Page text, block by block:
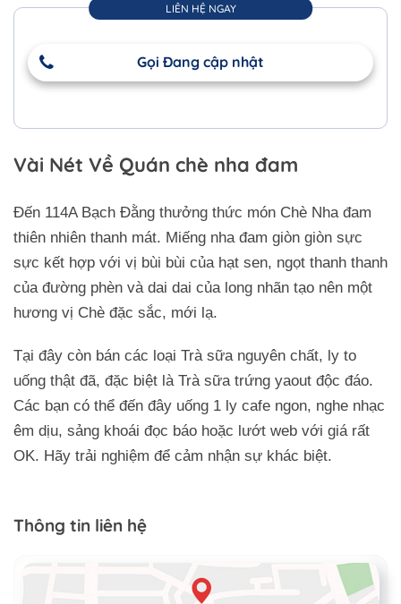
LIÊN HỆ NGAY
Gọi Đang cập nhật
Vài Nét Về Quán chè nha đam
Đến 114A Bạch Đằng thưởng thức món Chè Nha đam
thiên nhiên thanh mát. Miếng nha đam giòn giòn sực
sực kết hợp với vị bùi bùi của hạt sen, ngọt thanh thanh
của đường phèn và dai dai của long nhãn tạo nên một
hương vị Chè đặc sắc, mới lạ.
Tại đây còn bán các loại Trà sữa nguyên chất, ly to
uống thật đã, đặc biệt là Trà sữa trứng yaout độc đáo.
Các bạn có thể đến đây uống 1 ly cafe ngon, nghe nhạc
êm dịu, sảng khoái đọc báo hoặc lướt web với giá rất
OK. Hãy trải nghiệm để cảm nhận sự khác biệt.
Thông tin liên hệ